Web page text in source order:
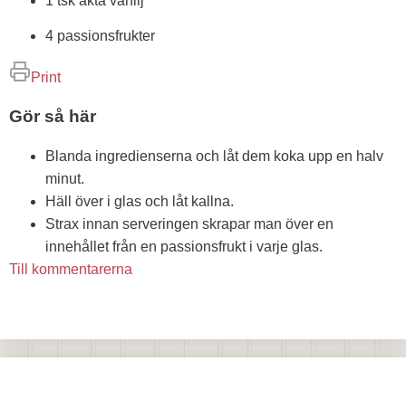
4 passionsfrukter
Print
Gör så här
Blanda ingredienserna och låt dem koka upp en halv
minut.
Häll över i glas och låt kallna.
Strax innan serveringen skrapar man över en
innehållet från en passionsfrukt i varje glas.
Till kommentarerna